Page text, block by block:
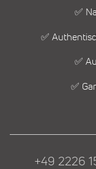
✅
✅
✅
✅
+49 2226